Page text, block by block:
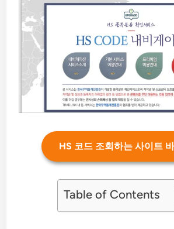
HS 코드 조회하는 사이트
Table of Contents